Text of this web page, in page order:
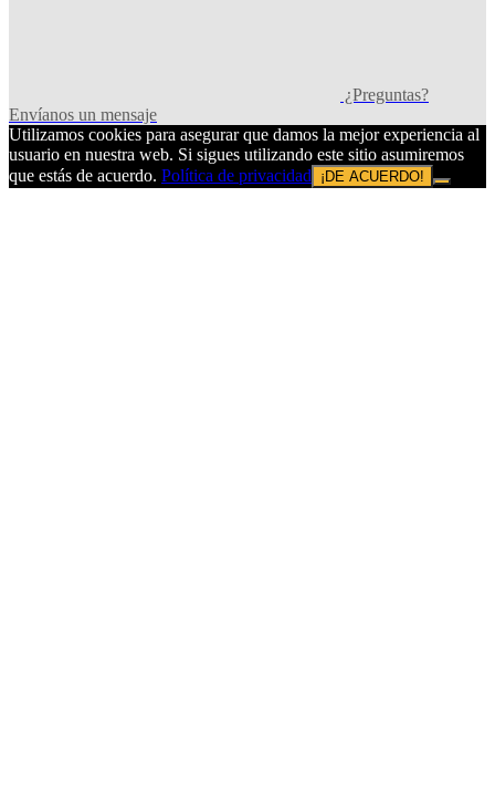
¿Preguntas?
Envíanos un mensaje
Utilizamos cookies para asegurar que damos la mejor experiencia al
usuario en nuestra web. Si sigues utilizando este sitio asumiremos
que estás de acuerdo. Política de privacidad ¡DE ACUERDO!